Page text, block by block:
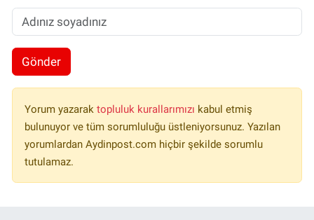
Gönder
Yorum yazarak topluluk kurallarımızı kabul etmiş
bulunuyor ve tüm sorumluluğu üstleniyorsunuz. Yazılan
yorumlardan Aydinpost.com hiçbir şekilde sorumlu
tutulamaz.